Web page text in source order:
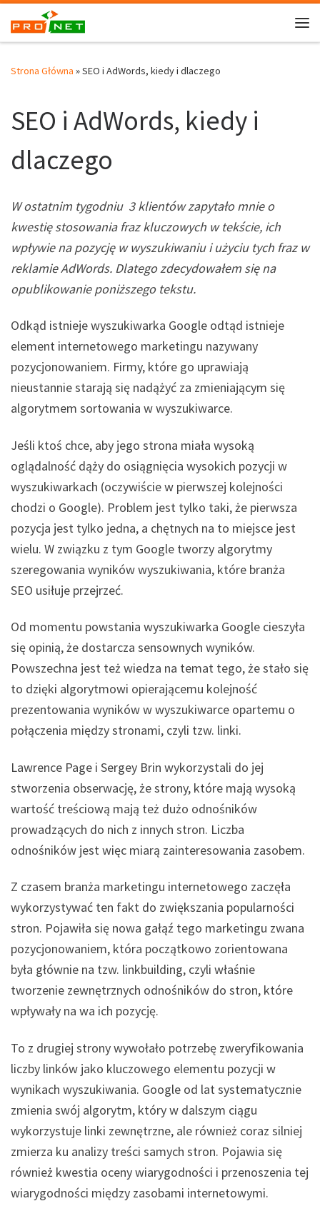
Strona Główna »SEO i AdWords, kiedy i dlaczego
SEO i AdWords, kiedy i
dlaczego
W ostatnim tygodniu 3 klientów zapytało mnie o
kwestię stosowania fraz kluczowych w tekście, ich
wpływie na pozycję w wyszukiwaniu i użyciu tych fraz w
reklamie AdWords. Dlatego zdecydowałem się na
opublikowanie poniższego tekstu.
Odkąd istnieje wyszukiwarka Google odtąd istnieje
element internetowego marketingu nazywany
pozycjonowaniem. Firmy, które go uprawiają
nieustannie starają się nadążyć za zmieniającym się
algorytmem sortowania w wyszukiwarce.
Jeśli ktoś chce, aby jego strona miała wysoką
oglądalność dąży do osiągnięcia wysokich pozycji w
wyszukiwarkach (oczywiście w pierwszej kolejności
chodzi o Google). Problem jest tylko taki, że pierwsza
pozycja jest tylko jedna, a chętnych na to miejsce jest
wielu. W związku z tym Google tworzy algorytmy
szeregowania wyników wyszukiwania, które branża
SEO usiłuje przejrzeć.
Od momentu powstania wyszukiwarka Google cieszyła
się opinią, że dostarcza sensownych wyników.
Powszechna jest też wiedza na temat tego, że stało się
to dzięki algorytmowi opierającemu kolejność
prezentowania wyników w wyszukiwarce opartemu o
połączenia między stronami, czyli tzw. linki.
Lawrence Page i Sergey Brin wykorzystali do jej
stworzenia obserwację, że strony, które mają wysoką
wartość treściową mają też dużo odnośników
prowadzących do nich z innych stron. Liczba
odnośników jest więc miarą zainteresowania zasobem.
Z czasem branża marketingu internetowego zaczęła
wykorzystywać ten fakt do zwiększania popularności
stron. Pojawiła się nowa gałąź tego marketingu zwana
pozycjonowaniem, która początkowo zorientowana
była głównie na tzw. linkbuilding, czyli właśnie
tworzenie zewnętrznych odnośników do stron, które
wpływały na wa ich pozycję.
To z drugiej strony wywołało potrzebę zweryfikowania
liczby linków jako kluczowego elementu pozycji w
wynikach wyszukiwania. Google od lat systematycznie
zmienia swój algorytm, który w dalszym ciągu
wykorzystuje linki zewnętrzne, ale również coraz silniej
zmierza ku analizy treści samych stron. Pojawia się
również kwestia oceny wiarygodności i przenoszenia tej
wiarygodności między zasobami internetowymi.